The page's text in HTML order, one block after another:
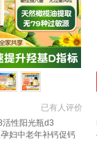
已有人评价
性阳光瓶d3
妇中老年补钙促钙